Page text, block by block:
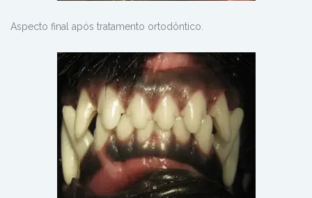
Aspecto final após tratamento ortodôntico.